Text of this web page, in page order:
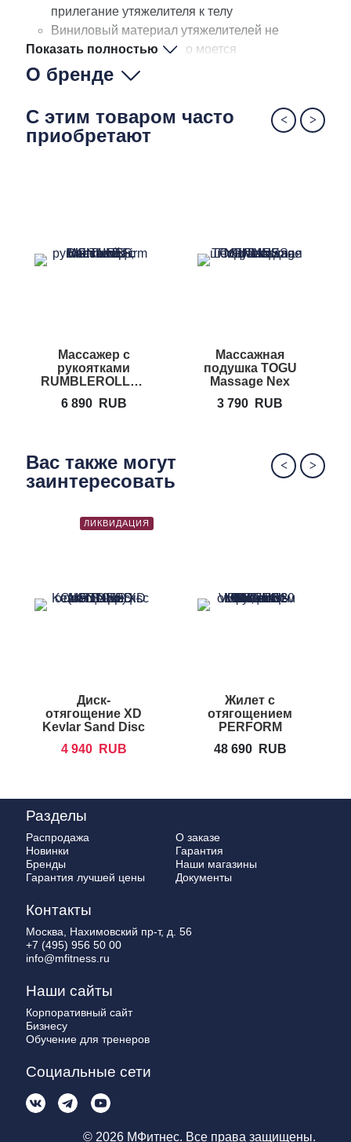
прилегание утяжелителя к телу
Виниловый материал утяжелителей не
впитывает влагу и легко моется
Позволяет добавить нагрузку в любое
упражнение
Показать полностью
О бренде
С этим товаром часто
приобретают
Массажер с
рукоятками
RUMBLEROLLER
6 890 RUB
Массажная
подушка TOGU
Massage Nex
3 790
RUB
Вас также могут
заинтересовать
ЛИКВИДАЦИЯ
Диск-
отягощение XD
Kevlar Sand Disc
4 940
RUB
Жилет с
отягощением
PERFORM
VEST
48 690 RUB
Разделы
Распродажа
Новинки
Бренды
Гарантия лучшей цены
О заказе
Гарантия
Наши магазины
Документы
Контакты
Москва, Нахимовский пр-т, д. 56
+7 (495) 956 50 00
info@mfitness.ru
Наши сайты
Корпоративный сайт
Бизнесу
Обучение для тренеров
Социальные сети
© 2026 МФитнес. Все права защищены.